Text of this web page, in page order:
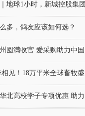
地球1小时，新城控股集团
多，鸽友应该如何选？
圆满收官 爱采购助力中国
见！18万平米全球畜牧盛
北高校学子专项优惠 助力